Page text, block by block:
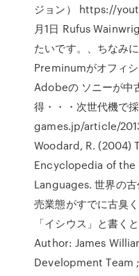
ジョン） https://
月1日 Rufus
たいです。、ちなみ
Preminumがオフィシ
Adobeの ソニーが中
得・・・次世代機で
games.jp/article/
Woodard, R. (2004)
Encyclopedia of the
Languages. 世界の
売業態がすでに古臭
「イシウス」と書く
Author: James
Development Team